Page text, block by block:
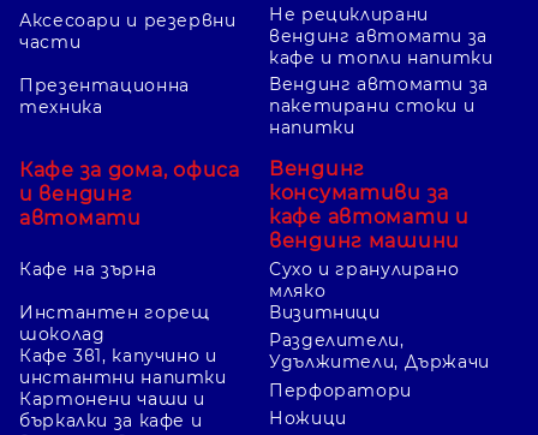
Аксесоари и резервни
части
Презентационна
техника
Кафе за дома, офиса
и вендинг
автомати
Кафе на зърна
Не рециклирани
вендинг автомати за
кафе и топли напитки
Вендинг автомати за
пакетирани стоки и
напитки
Вендинг
консумативи за
кафе автомати и
вендинг машини
Сухо и гранулирано
мляко
Инстантен горещ
шоколад
Кафе 3в1, капучино и
инстантни напитки
Картонени чаши и
бъркалки за кафе и
Визитници
Разделители,
Удължители, Държачи
Перфоратори
Ножици